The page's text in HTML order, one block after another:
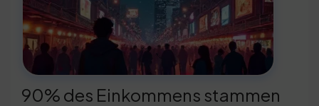
90% des Einkommens stammen